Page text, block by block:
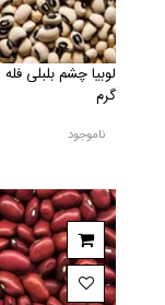
گرم
ناموجود